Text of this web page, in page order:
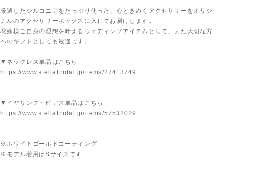
厳選したジルコニアをたっぷり使った、心ときめくアクセサリーをオリジ
ナルのアクセサリーボックスに入れてお届けします。
花嫁様ご自身の理想を叶えるウェディングアイテムとして、また大切な方
へのギフトとしても最適です。
▼ネックレス単品はこちら
https://www.stellabridal.jp/items/27413749
▼イヤリング・ピアス単品はこちら
https://www.stellabridal.jp/items/57532029
※ホワイトゴールドコーティング
※モデル着用はSサイズです
----